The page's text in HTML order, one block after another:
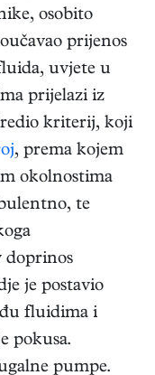
osobito
prijenos
uvjete u
prijelazi iz
kriterij, koji
, prema kojem
okolnostima
te
doprinos
je postavio
fluidima i
pokusa.
pumpe.